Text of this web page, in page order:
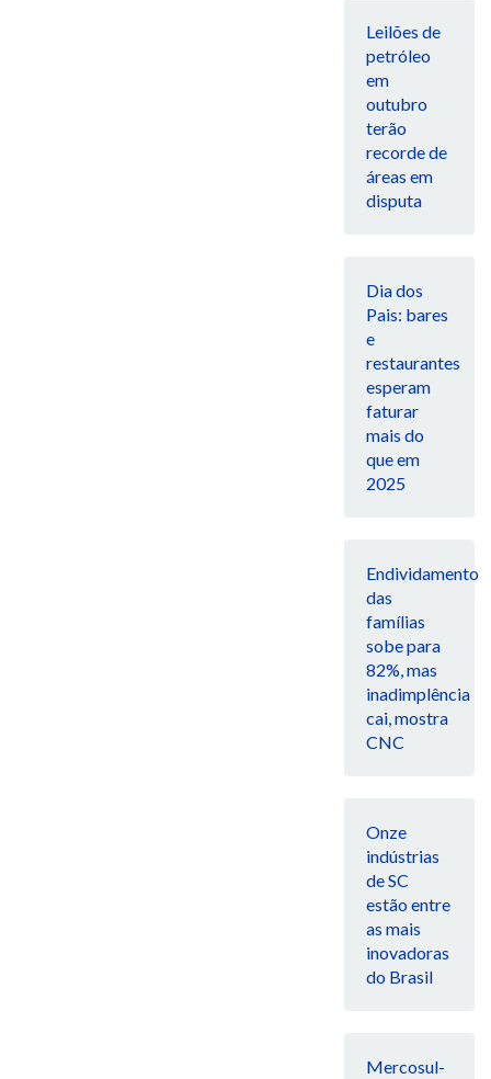
Leilões de
petróleo
em
outubro
terão
recorde de
áreas em
disputa
Dia dos
Pais: bares
e
restaurantes
esperam
faturar
mais do
que em
2025
Endividamento
das
famílias
sobe para
82%, mas
inadimplência
cai, mostra
CNC
Onze
indústrias
de SC
estão entre
as mais
inovadoras
do Brasil
Mercosul-